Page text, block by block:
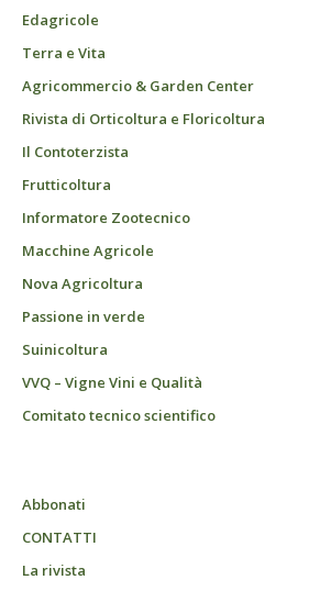
Edagricole
Terra e Vita
Agricommercio & Garden Center
Rivista di Orticoltura e Floricoltura
Il Contoterzista
Frutticoltura
Informatore Zootecnico
Macchine Agricole
Nova Agricoltura
Passione in verde
Suinicoltura
VVQ – Vigne Vini e Qualità
Comitato tecnico scientifico
Abbonati
CONTATTI
La rivista